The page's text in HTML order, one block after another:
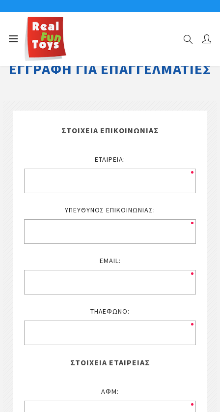
ΕΓΓΡΑΦΉ ΓΙΑ ΕΠΑΓΓΕΛΜΑΤΊΕΣ
ΣΤΟΙΧΕΊΑ ΕΠΙΚΟΙΝΩΝΊΑΣ
ΕΤΑΙΡΕΊΑ:
ΥΠΕΎΘΥΝΟΣ ΕΠΙΚΟΙΝΩΝΊΑΣ:
EMAIL:
ΤΗΛΈΦΩΝΟ:
ΣΤΟΙΧΕΊΑ ΕΤΑΙΡΕΊΑΣ
ΑΦΜ: